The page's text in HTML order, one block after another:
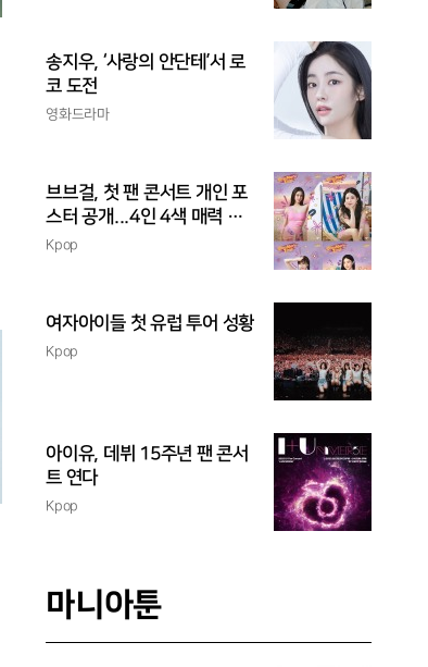
송지우, ‘사랑의 안단테’서 로
코 도전
영화드라마
브브걸, 첫 팬 콘서트 개인 포
스터 공개...4인 4색 매력 발
산
Kpop
여자아이들 첫 유럽 투어 성황
Kpop
아이유, 데뷔 15주년 팬 콘서
트 연다
Kpop
마니아툰